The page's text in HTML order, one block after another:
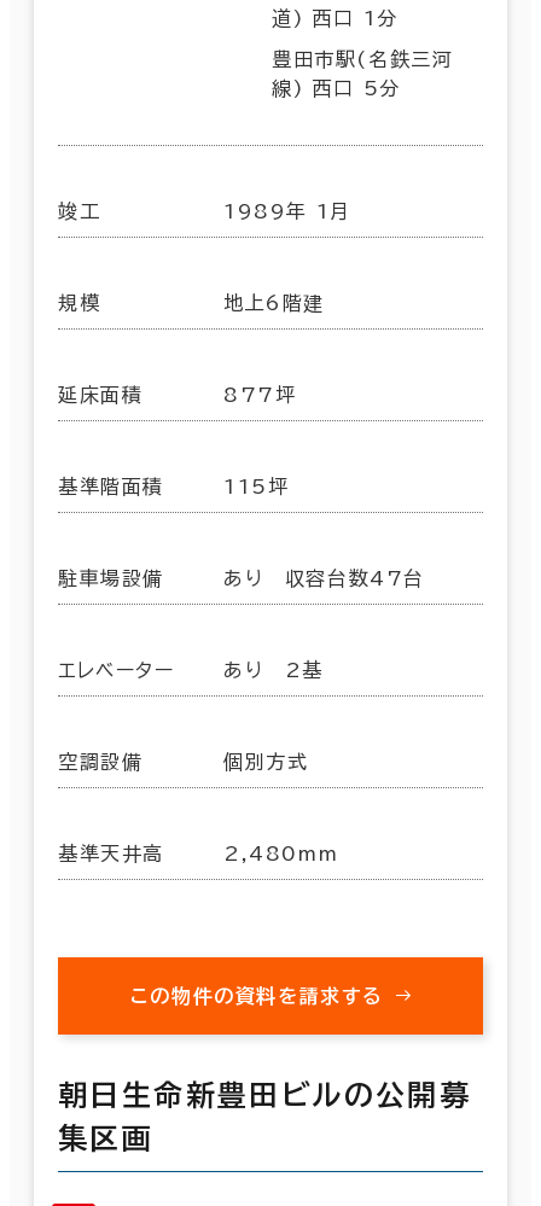
道) 西口 1分
豊田市駅(名鉄三河
線) 西口 5分
竣工 1989年 1月
規模 地上6階建
延床面積 877坪
基準階面積 115坪
駐車場設備 あり 収容台数47台
エレベーター あり 2基
空調設備 個別方式
基準天井高 2,480mm
この物件の資料を請求する
朝日生命新豊田ビルの公開募
集区画